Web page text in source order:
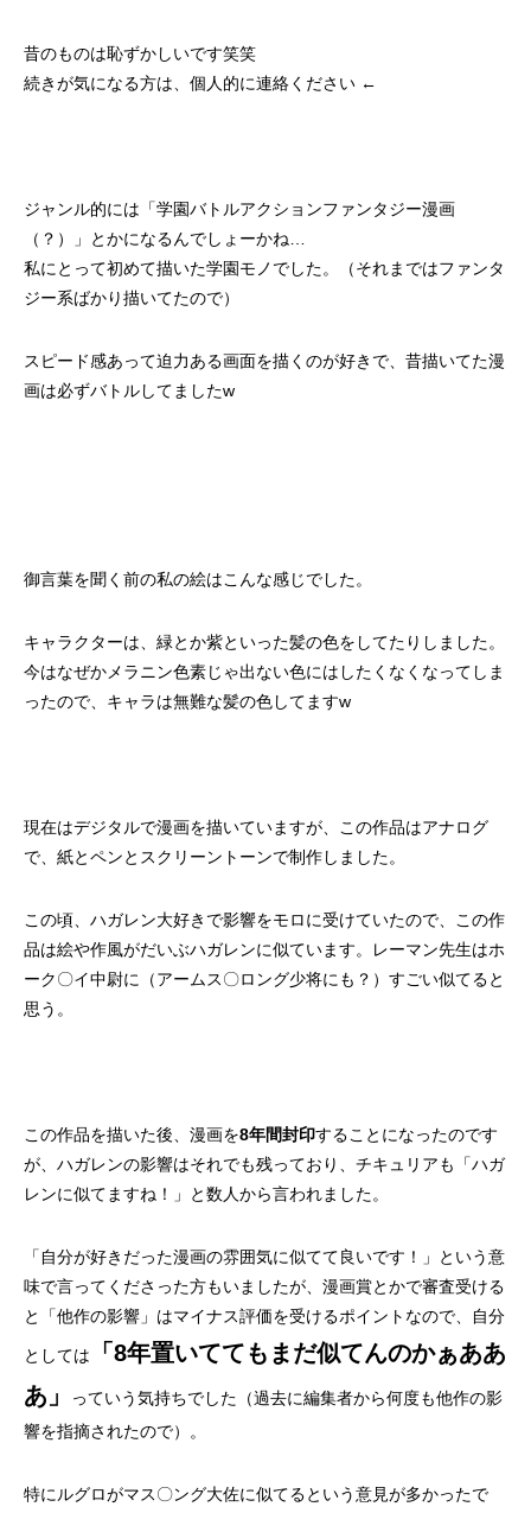
昔のものは恥ずかしいです笑笑
続きが気になる方は、個人的に連絡ください ←
ジャンル的には「学園バトルアクションファンタジー漫画
（？）」とかになるんでしょーかね…
私にとって初めて描いた学園モノでした。（それまではファンタ
ジー系ばかり描いてたので）
スピード感あって迫力ある画面を描くのが好きで、昔描いてた漫
画は必ずバトルしてましたw
御言葉を聞く前の私の絵はこんな感じでした。
キャラクターは、緑とか紫といった髪の色をしてたりしました。
今はなぜかメラニン色素じゃ出ない色にはしたくなくなってしま
ったので、キャラは無難な髪の色してますw
現在はデジタルで漫画を描いていますが、この作品はアナログ
で、紙とペンとスクリーントーンで制作しました。
この頃、ハガレン大好きで影響をモロに受けていたので、この作
品は絵や作風がだいぶハガレンに似ています。レーマン先生はホ
ーク〇イ中尉に（アームス〇ロング少将にも？）すごい似てると
思う。
この作品を描いた後、漫画を8年間封印することになったのです
が、ハガレンの影響はそれでも残っており、チキュリアも「ハガ
レンに似てますね！」と数人から言われました。
「自分が好きだった漫画の雰囲気に似てて良いです！」という意
味で言ってくださった方もいましたが、漫画賞とかで審査受ける
と「他作の影響」はマイナス評価を受けるポイントなので、自分
としては
「8年置いててもまだ似てんのかぁああ
あ」
っていう気持ちでした（過去に編集者から何度も他作の影
響を指摘されたので）。
特にルグロがマス〇ング大佐に似てるという意見が多かったで